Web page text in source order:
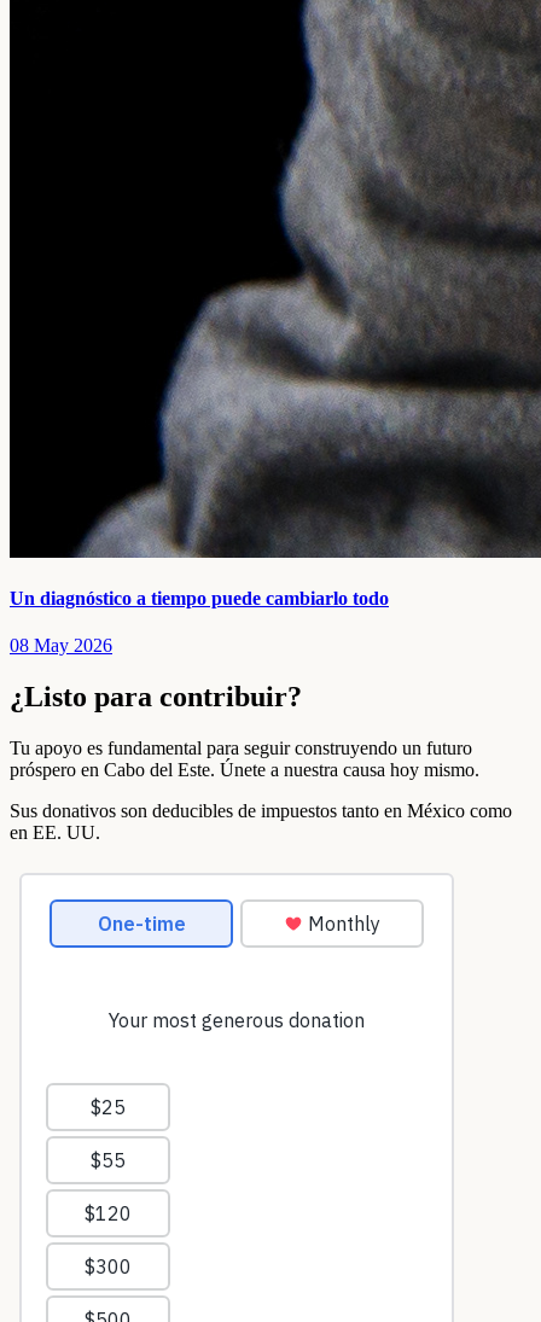
Un diagnóstico a tiempo puede cambiarlo todo
08 May 2026
¿Listo para contribuir?
Tu apoyo es fundamental para seguir construyendo un futuro
próspero en Cabo del Este. Únete a nuestra causa hoy mismo.
Sus donativos son deducibles de impuestos tanto en México como
en EE. UU.